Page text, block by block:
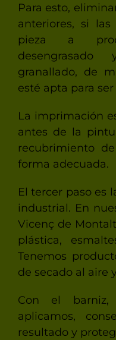
Para esto,
anteriores, si
pieza a
granallado, de
esté apta para
La imprimación
antes de la
recubrimiento
forma adecuada.
El tercer paso es
industrial. En
Vicenç de
plástica,
Tenemos
de secado al aire
Con el
aplicamos,
resultado y